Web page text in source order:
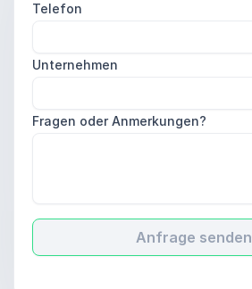
Telefon
Unternehmen
Fragen oder Anmerkungen?
Anfrage senden